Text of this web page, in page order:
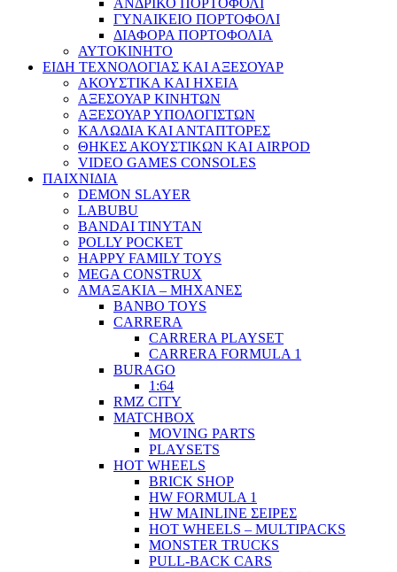
ΑΝΔΡΙΚΟ ΠΟΡΤΟΦΟΛΙ
ΓΥΝΑΙΚΕΙΟ ΠΟΡΤΟΦΟΛΙ
ΔΙΑΦΟΡΑ ΠΟΡΤΟΦΟΛΙΑ
ΑΥΤΟΚΙΝΗΤΟ
ΕΙΔΗ ΤΕΧΝΟΛΟΓΙΑΣ ΚΑΙ ΑΞΕΣΟΥΑΡ
ΑΚΟΥΣΤΙΚΑ ΚΑΙ ΗΧΕΙΑ
ΑΞΕΣΟΥΑΡ ΚΙΝΗΤΩΝ
ΑΞΕΣΟΥΑΡ ΥΠΟΛΟΓΙΣΤΩΝ
ΚΑΛΩΔΙΑ ΚΑΙ ΑΝΤΑΠΤΟΡΕΣ
ΘΗΚΕΣ ΑΚΟΥΣΤΙΚΩΝ ΚΑΙ AIRPOD
VIDEO GAMES CONSOLES
ΠΑΙΧΝΙΔΙΑ
DEMON SLAYER
LABUBU
BANDAI TINYTAN
POLLY POCKET
HAPPY FAMILY TOYS
MEGA CONSTRUX
ΑΜΑΞΑΚΙΑ – ΜΗΧΑΝΕΣ
BANBO TOYS
CARRERA
CARRERA PLAYSET
CARRERA FORMULA 1
BURAGO
1:64
RMZ CITY
MATCHBOX
MOVING PARTS
PLAYSETS
HOT WHEELS
BRICK SHOP
HW FORMULA 1
HW MAINLINE ΣΕΙΡΕΣ
HOT WHEELS – MULTIPACKS
MONSTER TRUCKS
PULL-BACK CARS